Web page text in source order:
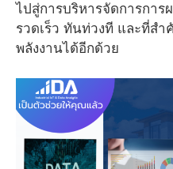
ไปสู่การบริหารจัดการการ
รวดเร็ว ทันท่วงที และที่ส
พลังงานได้อีกด้วย